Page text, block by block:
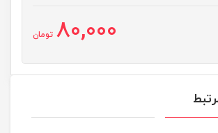
80,000 تومان